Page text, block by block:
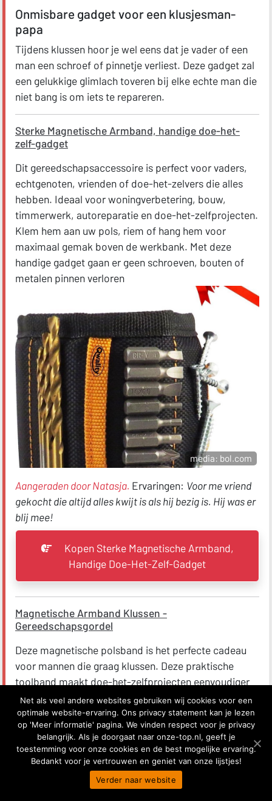
Onmisbare gadget voor een klusjesman-
papa
Tijdens klussen hoor je wel eens dat je vader of een
man een schroef of pinnetje verliest. Deze gadget zal
een gelukkige glimlach toveren bij elke echte man die
niet bang is om iets te repareren.
Sterke Magnetische Armband, handige doe-het-
zelf-gadget
Dit gereedschapsaccessoire is perfect voor vaders,
echtgenoten, vrienden of doe-het-zelvers die alles
hebben. Ideaal voor woningverbetering, bouw,
timmerwerk, autoreparatie en doe-het-zelfprojecten.
Klem hem aan uw pols, riem of hang hem voor
maximaal gemak boven de werkbank. Met deze
handige gadget gaan er geen schroeven, bouten of
metalen pinnen verloren
media: bol.com
Aangeraden door Natasja. Ervaringen: Voor me vriend
gekocht die altijd alles kwijt is als hij bezig is. Hij was er
blij mee!
Kopen Sterke Magnetische Armband,
Handige Doe-Het-Zelf-Gadget
Magnetische Armband Klussen -
Gereedschapsgordel
Deze magnetische polsband is het perfecte cadeau
voor mannen die graag klussen. Deze praktische
toolband maakt doe-het-zelfprojecten eenvoudiger
door schroeven, spijkers en andere kleine metalen
onderdelen binnen handbereik te houden. Met een
comfortabel en verstelbaar design is het ideaal voor
elektriciens, timmermannen en hobbyisten. Het
bespaart tijd en frustratie tijdens het werk, waardoor
het een functioneel én attent cadeau is voor mannen
die graag hun handen uit de mouwen steken. Perfect
Net als veel andere websites gebruiken wij cookies voor een
optimale website-ervaring. Ons privacy statement kan je lezen
op 'Meer informatie' pagina. We vinden respect voor je privacy
belangrijk. Als je doorgaat naar onze-top.nl, geeft je
toestemming voor onze cookies en de best mogelijke ervaring.
Bedankt voor je vertrouwen en geniet van onze lijstjes!
Verder naar website